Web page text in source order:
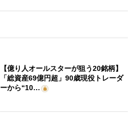
【億り人オールスターが狙う20銘柄】
「総資産69億円超」90歳現役トレーダ
ーから“10…